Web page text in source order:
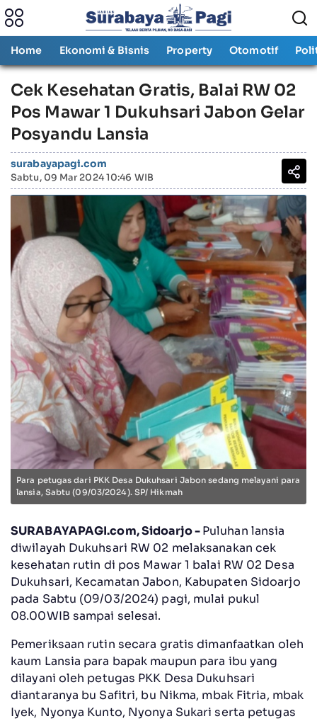
Home Ekonomi & Bisnis Property Otomotif
Cek Kesehatan Gratis, Balai RW 02
Pos Mawar 1 Dukuhsari Jabon Gelar
Posyandu Lansia
surabayapagi.com
Sabtu, 09 Mar 2024 10:46 WIB
Para petugas dari PKK Desa Dukuhsari Jabon sedang melayani para
lansia, Sabtu (09/03/2024). SP/ Hikmah
SURABAYAPAGI.com, Sidoarjo -Puluhan lansia
diwilayah Dukuhsari RW 02 melaksanakan cek
kesehatan rutin di pos Mawar 1 balai RW 02 Desa
Dukuhsari, Kecamatan Jabon, Kabupaten Sidoarjo
pada Sabtu (09/03/2024) pagi, mulai pukul
08.00WIB sampai selesai.
Pemeriksaan rutin secara gratis dimanfaatkan oleh
kaum Lansia para bapak maupun para ibu yang
dilayani oleh petugas PKK Desa Dukuhsari
diantaranya bu Safitri, bu Nikma, mbak Fitria, mbak
Iyek, Nyonya Kunto, Nyonya Sukari serta petugas